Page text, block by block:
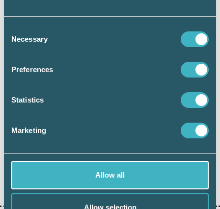
Selection
Necessary
Preferences
Statistics
Marketing
Allow all
Allow selection
verksamheten. En viktig nyhet här är
och sakkunnig inom löneområdet. Zennie har
lång erfarenhet av dessa frågor och kommer
varmt välkommen till SRF Lön!
Styrelseledamot SRF Lön